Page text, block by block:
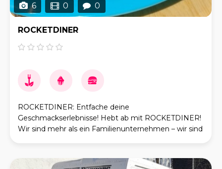
6 0 0
ROCKETDINER
ROCKETDINER: Entfache deine
Geschmackserlebnisse! Hebt ab mit ROCKETDINER!
Wir sind mehr als ein Familienunternehmen – wir sind